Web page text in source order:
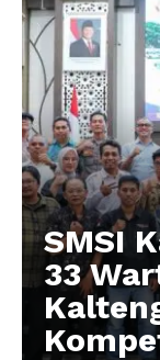
SMSI
33